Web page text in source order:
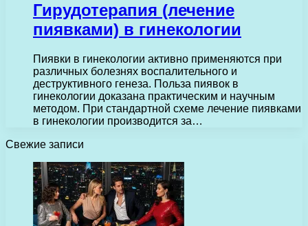
Гирудотерапия (лечение
пиявками) в гинекологии
Пиявки в гинекологии активно применяются при
различных болезнях воспалительного и
деструктивного генеза. Польза пиявок в
гинекологии доказана практическим и научным
методом. При стандартной схеме лечение пиявками
в гинекологии производится за…
Свежие записи